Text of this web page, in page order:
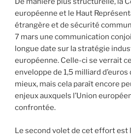
européenne et le Haut
étrangère et de sécurité
7 mars une communication
longue date sur la stratégie
européenne. Celle-ci se verrait
enveloppe de 1,5 milliard d’euros
mieux, mais cela paraît encore
enjeux auxquels l’Union
confrontée.
Le second volet de cet effort